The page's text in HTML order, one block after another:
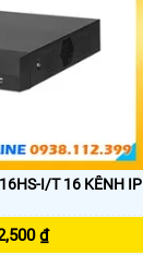
I/T 16 KÊNH IP
₫